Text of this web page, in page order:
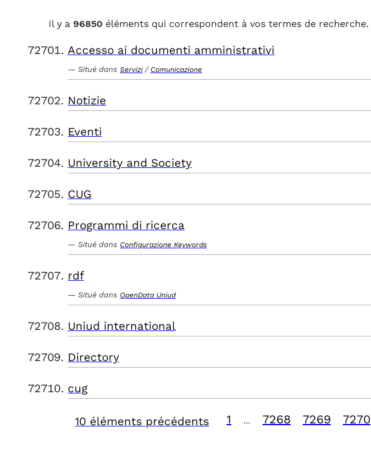
Il y a 96850 éléments qui correspondent à vos termes de recherche.
Accesso ai documenti amministrativi
Situé dans Servizi / Comunicazione
Notizie
Eventi
University and Society
CUG
Programmi di ricerca
Situé dans Configurazione Keywords
rdf
Situé dans OpenData Uniud
Uniud international
Directory
cug
10 éléments précédents 1 7268 7269 7270